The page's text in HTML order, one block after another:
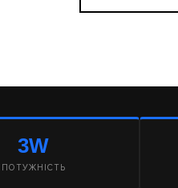
3W
ПОТУЖНІСТЬ